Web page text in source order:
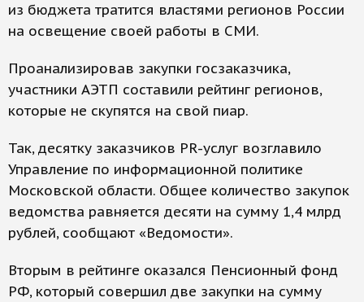
из бюджета тратится властями регионов России
на освещение своей работы в СМИ.
Проанализировав закупки госзаказчика,
участники АЭТП составили рейтинг регионов,
которые не скупятся на свой пиар.
Так, десятку заказчиков PR-услуг возглавило
Управление по информационной политике
Московской области. Общее количество закупок
ведомства равняется десяти на сумму 1,4 млрд
рублей, сообщают «Ведомости».
Вторым в рейтинге оказался Пенсионный фонд
РФ, который совершил две закупки на сумму